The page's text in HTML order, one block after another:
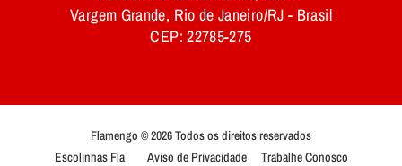
Vargem Grande, Rio de Janeiro/RJ - Brasil
CEP: 22785-275
Flamengo © 2026 Todos os direitos reservados
Escolinhas Fla
Aviso de Privacidade Trabalhe Conosco